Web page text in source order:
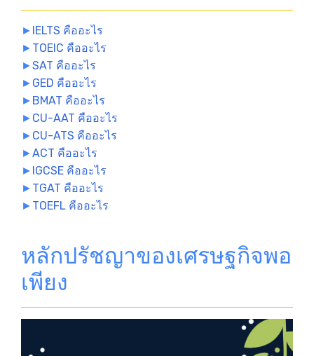
► IELTS คืออะไร
► TOEIC คืออะไร
►SAT คืออะไร
► GED คืออะไร
► BMAT คืออะไร
► CU-AAT คืออะไร
► CU-ATS คืออะไร
►ACT คืออะไร
► IGCSE คืออะไร
► TGAT คืออะไร
► TOEFL คืออะไร
หลักปรัชญาของเศรษฐกิจพอ
เพียง